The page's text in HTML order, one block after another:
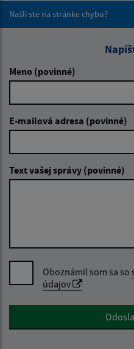
Našli ste na stránke chybu?
Meno (povinné)
E-mailová adresa (povinné)
Text vašej správy (povinné)
Oboznámil som sa so
údajov
Google reCaptcha Response